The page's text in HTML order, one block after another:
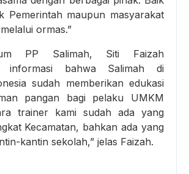
Pemerintah maupun masyarakat
ormas.”
PP Salimah, Siti Faizah
informasi bahwa Salimah di
sudah memberikan edukasi
pangan bagi pelaku UMKM
trainer kami sudah ada yang
Kecamatan, bahkan ada yang
kantin sekolah,” jelas Faizah.